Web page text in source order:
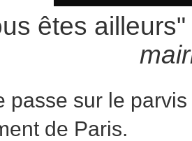
êtes
passe sur le
de Paris.